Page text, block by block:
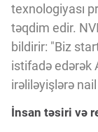
texnologiyası
təqdim edir.
bildirir: "Biz
istifadə edərək
irəliləyişlərə
İnsan təsiri və